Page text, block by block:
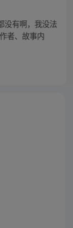
没有啊，我没法
者、故事内